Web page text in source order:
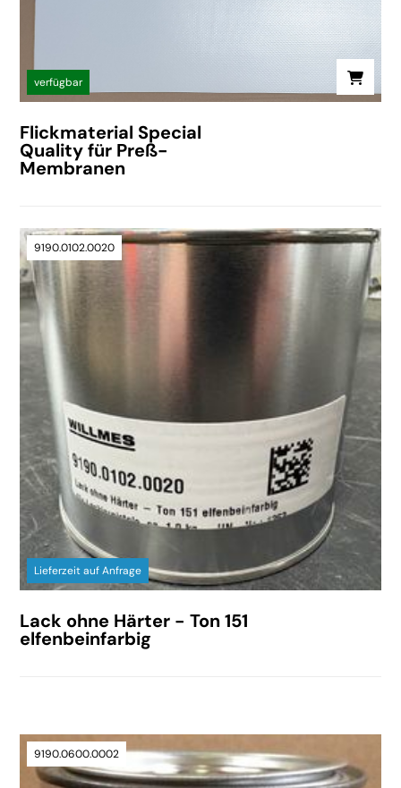
verfügbar
Flickmaterial Special
Quality für Preß-
Membranen
9190.0102.0020
Lieferzeit auf Anfrage
Lack ohne Härter - Ton 151
elfenbeinfarbig
9190.0600.0002